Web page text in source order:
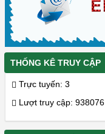
THỐNG KÊ TRUY CẬP
Trực tuyến: 3
Lượt truy cập: 938076